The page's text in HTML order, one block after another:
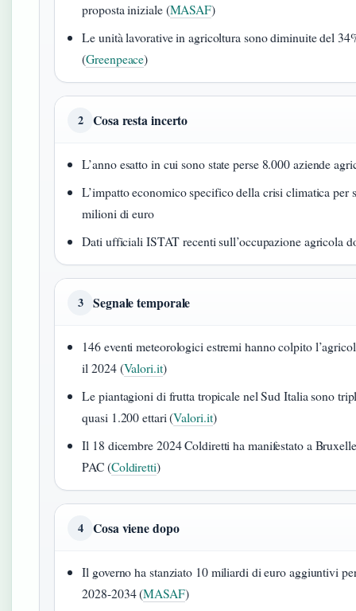
proposta iniziale (MASAF)
Le unità lavorative in agricoltura sono diminuite del
(Greenpeace)
2 Cosa resta incerto
L’anno esatto in cui sono state perse 8.000 aziende
L’impatto economico specifico della crisi climatica per
milioni di euro
Dati ufficiali ISTAT recenti sull’occupazione agricola
3 Segnale temporale
146 eventi meteorologici estremi hanno colpito
il 2024 (Valori.it)
Le piantagioni di frutta tropicale nel Sud Italia sono
quasi 1.200 ettari (Valori.it)
Il 18 dicembre 2024 Coldiretti ha manifestato a
PAC (Coldiretti)
4 Cosa viene dopo
Il governo ha stanziato 10 miliardi di euro aggiuntivi
2028-2034 (MASAF)